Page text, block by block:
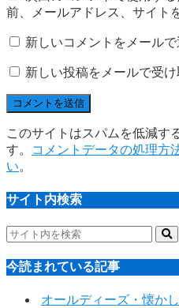
前、メールアドレス、サイト
新しいコメントをメールで
新しい投稿をメールで受け
このサイトはスパムを低減す
す。
コメントデータの処理方
い。
サイト内検索
今読まれている記事
オールディーズ・懐か